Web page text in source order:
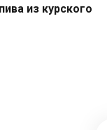
из курского